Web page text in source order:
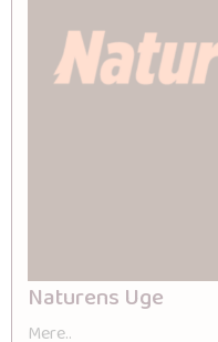
Naturens Uge
Mere..